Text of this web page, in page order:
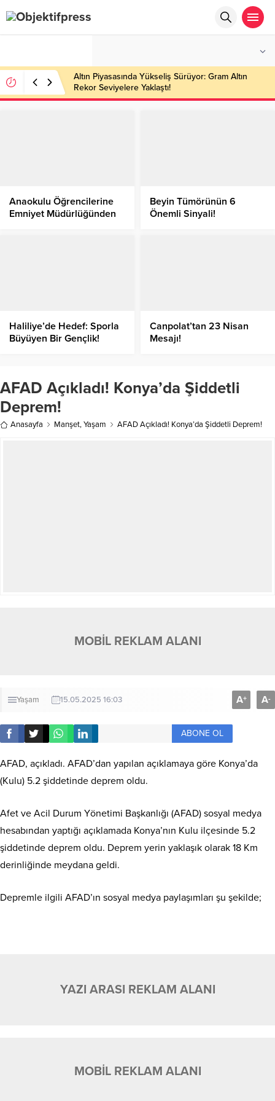
Altın Piyasasında Yükseliş Sürüyor: Gram Altın
Rekor Seviyelere Yaklaştı!
Anaokulu Öğrencilerine
Emniyet Müdürlüğünden
Beyin Tümörünün 6
Önemli Sinyali!
Haliliye’de Hedef: Sporla
Büyüyen Bir Gençlik!
Canpolat’tan 23 Nisan
Mesajı!
AFAD Açıkladı! Konya’da Şiddetli
Deprem!
Anasayfa Manşet,Yaşam AFAD Açıkladı! Konya’da Şiddetli Deprem!
MOBİL REKLAM ALANI
Yaşam 15.05.2025 16:03 A+ A-
ABONE OL
AFAD, açıkladı. AFAD’dan yapılan açıklamaya göre Konya’da
(Kulu) 5.2 şiddetinde deprem oldu.
Afet ve Acil Durum Yönetimi Başkanlığı (AFAD) sosyal medya
hesabından yaptığı açıklamada Konya’nın Kulu ilçesinde 5.2
şiddetinde deprem oldu. Deprem yerin yaklaşık olarak 18 Km
derinliğinde meydana geldi.
Depremle ilgili AFAD’ın sosyal medya paylaşımları şu şekilde;
YAZI ARASI REKLAM ALANI
MOBİL REKLAM ALANI